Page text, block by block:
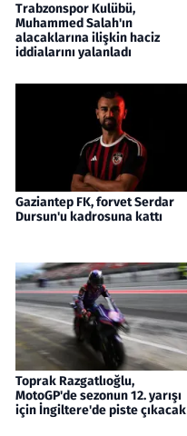
Trabzonspor Kulübü,
Muhammed Salah'ın
alacaklarına ilişkin haciz
iddialarını yalanladı
Gaziantep FK, forvet Serdar
Dursun'u kadrosuna kattı
Toprak Razgatlıoğlu,
MotoGP'de sezonun 12. yarışı
için İngiltere'de piste çıkacak